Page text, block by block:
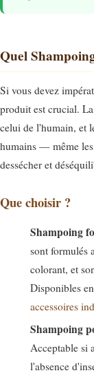
Quel
Si vous devez
produit est crucial.
celui de l'humain, et
humains — même
dessécher et
Que choisir ?
Shampoing
sont formulés
colorant, et
Disponibles
accessoires
Shampoing
Acceptable si
l'absence